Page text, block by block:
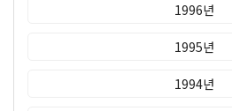
1996년
1995년
1994년